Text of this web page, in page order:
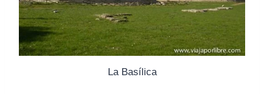
La Basílica